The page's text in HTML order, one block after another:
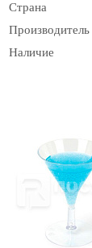
Страна
Производитель
Наличие